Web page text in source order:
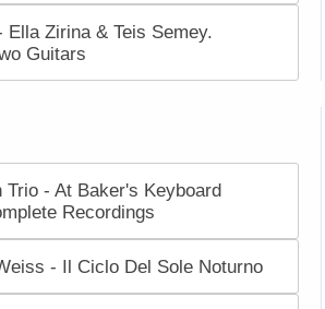
Ella Zirina & Teis Semey.
Guitars
- At Baker's Keyboard
Recordings
- Il Ciclo Del Sole Noturno